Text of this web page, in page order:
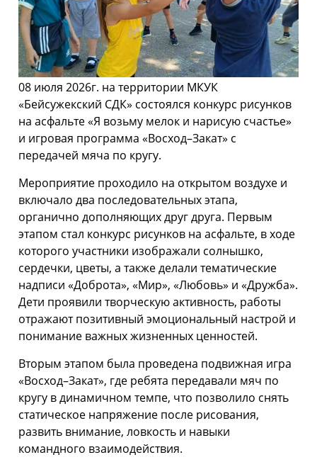
08 июля 2026г. на территории МКУК
«Бейсужекский СДК» состоялся конкурс рисунков
на асфальте «Я возьму мелок и нарисую счастье»
и игровая программа «Восход–Закат» с
передачей мяча по кругу.
Мероприятие проходило на открытом воздухе и
включало два последовательных этапа,
органично дополняющих друг друга. Первым
этапом стал конкурс рисунков на асфальте, в ходе
которого участники изображали солнышко,
сердечки, цветы, а также делали тематические
надписи «Доброта», «Мир», «Любовь» и «Дружба».
Дети проявили творческую активность, работы
отражают позитивный эмоциональный настрой и
понимание важных жизненных ценностей.
Вторым этапом была проведена подвижная игра
«Восход–Закат», где ребята передавали мяч по
кругу в динамичном темпе, что позволило снять
статическое напряжение после рисования,
развить внимание, ловкость и навыки
командного взаимодействия.